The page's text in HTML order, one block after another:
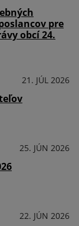
pre
obcí 24.
21. JÚL 2026
25. JÚN 2026
22. JÚN 2026